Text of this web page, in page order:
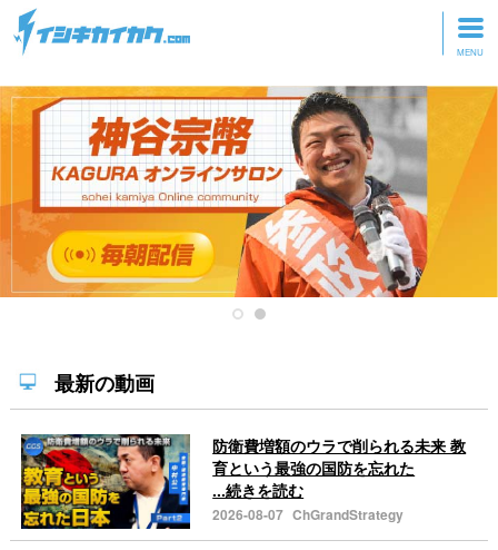
トップページ
動画を見る
記事を読む
セミナーに参加
研修・ツアーに参加
最新の動画
防衛費増額のウラで削られる未来 教
育という最強の国防を忘れた
...続きを読む
2026-08-07 ChGrandStrategy